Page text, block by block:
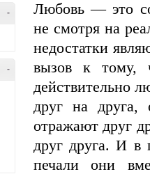
-
-
Любовь — это
не смотря на
недостатки
вызов к тому,
действительно
друг на друга,
отражают друг
друг друга. И в
печали они